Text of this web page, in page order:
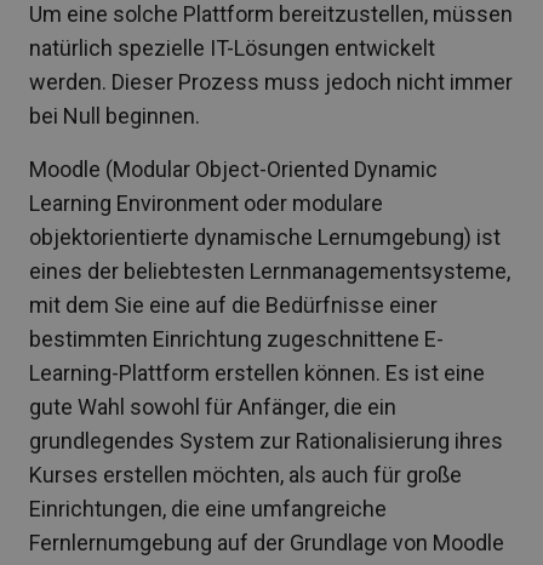
Um eine solche Plattform bereitzustellen, müssen
natürlich spezielle IT-Lösungen entwickelt
werden. Dieser Prozess muss jedoch nicht immer
bei Null beginnen.
Moodle (Modular Object-Oriented Dynamic
Learning Environment oder modulare
objektorientierte dynamische Lernumgebung) ist
eines der beliebtesten Lernmanagementsysteme,
mit dem Sie eine auf die Bedürfnisse einer
bestimmten Einrichtung zugeschnittene E-
Learning-Plattform erstellen können. Es ist eine
gute Wahl sowohl für Anfänger, die ein
grundlegendes System zur Rationalisierung ihres
Kurses erstellen möchten, als auch für große
Einrichtungen, die eine umfangreiche
Fernlernumgebung auf der Grundlage von Moodle